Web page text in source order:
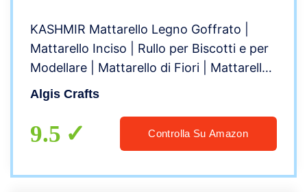
KASHMIR Mattarello Legno Goffrato |
Mattarello Inciso | Rullo per Biscotti e per
Modellare | Mattarello di Fiori | Mattarello
Decorativo per Biscotti di Algis Crafts
Algis Crafts
9.5 Controlla Su Amazon